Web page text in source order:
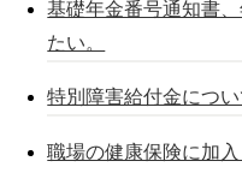
基礎年金番号通知書
たい。
特別障害給付金につい
職場の健康保険に加